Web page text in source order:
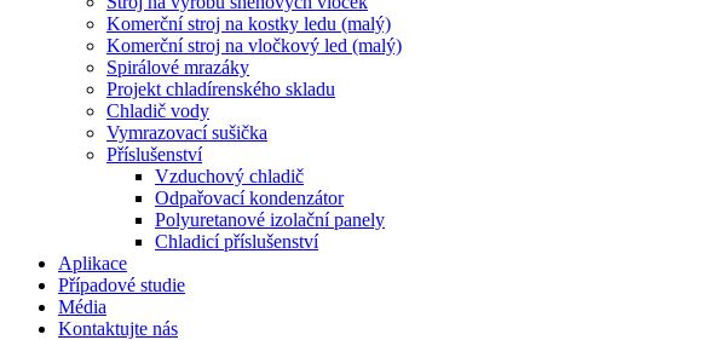
Komerční stroj na kostky ledu (malý)
Komerční stroj na vločkový led (malý)
Spirálové mrazáky
Projekt chladírenského skladu
Chladič vody
Vymrazovací sušička
Příslušenství
Vzduchový chladič
Odpařovací kondenzátor
Polyuretanové izolační panely
Chladicí příslušenství
Aplikace
Případové studie
Média
Kontaktujte nás